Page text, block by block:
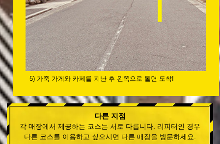
5) 가죽 가게와 카페를 지난 후 왼쪽으로 돌면 도착!
다른 지점
각 매장에서 제공하는 코스는 서로 다릅니다. 리피터인 경우
다른 코스를 이용하고 싶으시면 다른 매장을 방문하세요.